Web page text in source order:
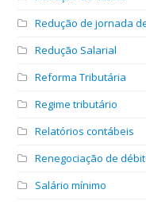
Redução de jornada
Redução Salarial
Reforma Tributária
Regime tributário
Relatórios contábeis
Renegociação de
Salário mínimo